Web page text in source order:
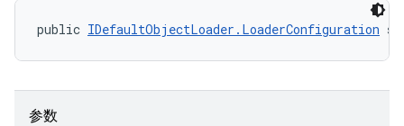
public IDefaultObjectLoader.LoaderConfiguration
参数